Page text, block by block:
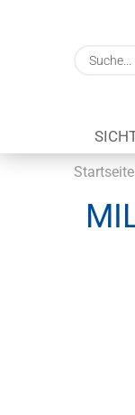
Startseite